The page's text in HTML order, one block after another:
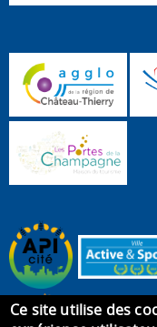
Ce site utilise des